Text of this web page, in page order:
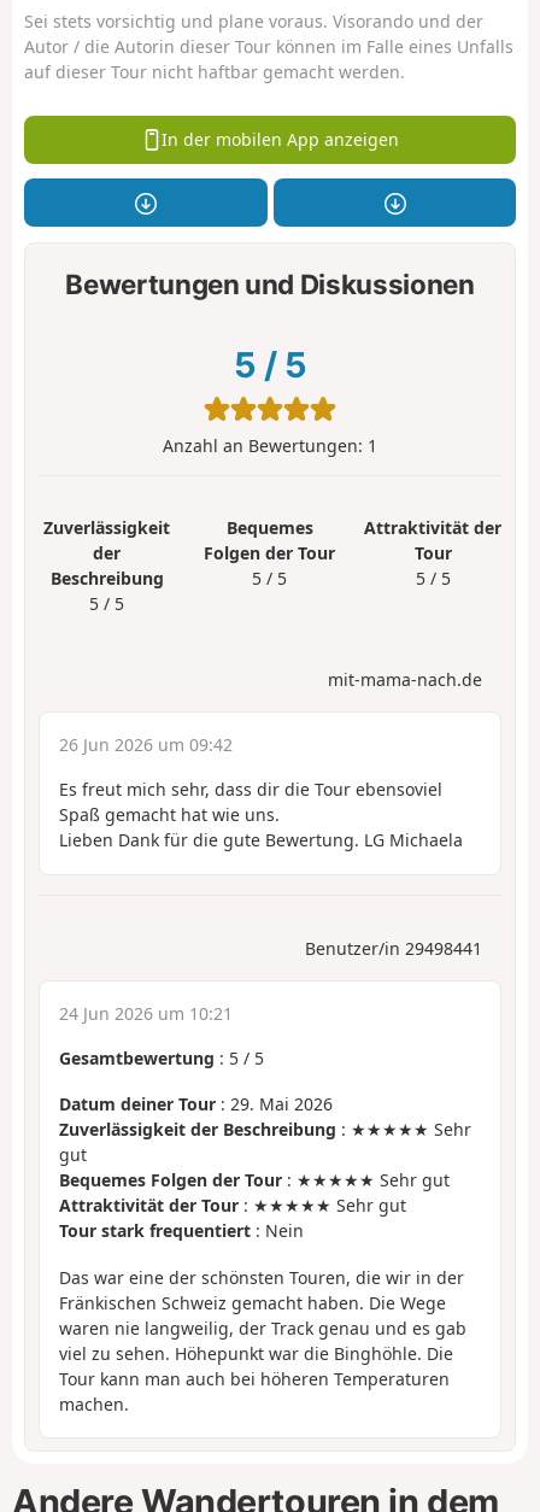
Sei stets vorsichtig und plane voraus. Visorando und der
Autor / die Autorin dieser Tour können im Falle eines Unfalls
auf dieser Tour nicht haftbar gemacht werden.
In der mobilen App anzeigen
Bewertungen und Diskussionen
5 / 5
Anzahl an Bewertungen: 1
Zuverlässigkeit
der
Beschreibung
5 / 5
Bequemes
Folgen der Tour
5 / 5
Attraktivität der
Tour
5 / 5
mit-mama-nach.de
26 Jun 2026 um 09:42
Es freut mich sehr, dass dir die Tour ebensoviel
Spaß gemacht hat wie uns.
Lieben Dank für die gute Bewertung. LG Michaela
Benutzer/in 29498441
24 Jun 2026 um 10:21
Gesamtbewertung : 5 / 5
Datum deiner Tour : 29. Mai 2026
Zuverlässigkeit der Beschreibung : ★★★★★ Sehr
gut
Bequemes Folgen der Tour : ★★★★★ Sehr gut
Attraktivität der Tour : ★★★★★ Sehr gut
Tour stark frequentiert : Nein
Das war eine der schönsten Touren, die wir in der
Fränkischen Schweiz gemacht haben. Die Wege
waren nie langweilig, der Track genau und es gab
viel zu sehen. Höhepunkt war die Binghöhle. Die
Tour kann man auch bei höheren Temperaturen
machen.
Andere Wandertouren in dem